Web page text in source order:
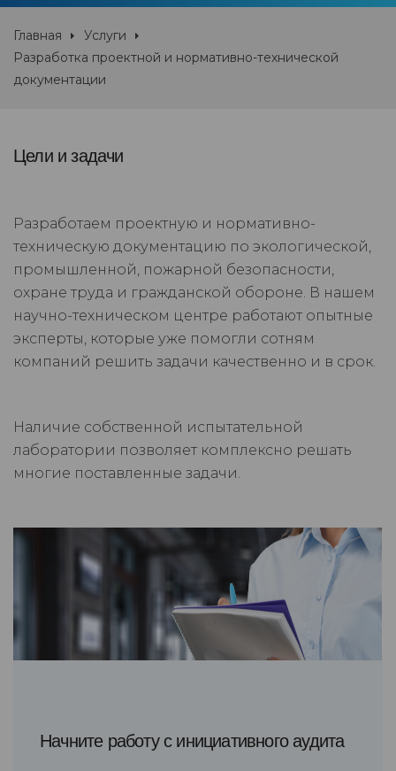
Главная
Услуги
Разработка проектной и нормативно-технической
документации
Цели и задачи
Разработаем проектную и нормативно-
техническую документацию по экологической,
промышленной, пожарной безопасности,
охране труда и гражданской обороне. В нашем
научно-техническом центре работают опытные
эксперты, которые уже помогли сотням
компаний решить задачи качественно и в срок.
Наличие собственной испытательной
лаборатории позволяет комплексно решать
многие поставленные задачи.
Начните работу с инициативного аудита